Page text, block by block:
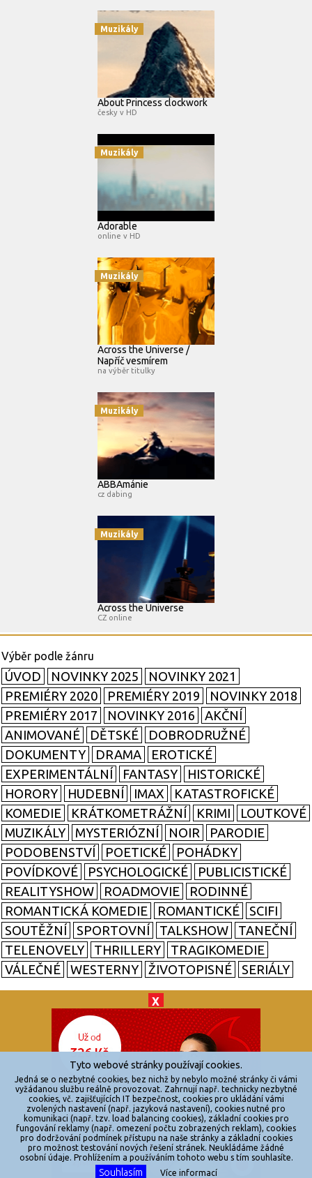
X
Muzikály
About Princess clockwork
česky v HD
Muzikály
Adorable
online v HD
Muzikály
Across the Universe /
Napříč vesmírem
na výběr titulky
Muzikály
ABBAmánie
cz dabing
Muzikály
Across the Universe
CZ online
ÚVOD NOVINKY 2025
NOVINKY 2021
PREMIÉRY 2020
PREMIÉRY 2019
NOVINKY 2018
PREMIÉRY 2017
NOVINKY 2016
AKČNÍ
ANIMOVANÉ
DĚTSKÉ
DOBRODRUŽNÉ
DOKUMENTY
DRAMA
EROTICKÉ
EXPERIMENTÁLNÍ
FANTASY
HISTORICKÉ
HORORY
HUDEBNÍ IMAX
KATASTROFICKÉ
KOMEDIE
KRÁTKOMETRÁŽNÍ KRIMI
LOUTKOVÉ
MUZIKÁLY
MYSTERIÓZNÍ NOIR
PARODIE
PODOBENSTVÍ
POETICKÉ
POHÁDKY
POVÍDKOVÉ
PSYCHOLOGICKÉ
PUBLICISTICKÉ
REALITYSHOW
ROADMOVIE
RODINNÉ
ROMANTICKÁ KOMEDIE
ROMANTICKÉ
SCIFI
SOUTĚŽNÍ
SPORTOVNÍ TALKSHOW
TANEČNÍ
TELENOVELY
THRILLERY
TRAGIKOMEDIE
VÁLEČNÉ
WESTERNY ŽIVOTOPISNÉ SERIÁLY
© 2026
zkouknoutfilm.cz
Všechna práva vyhrazena.
Powered by
Reklama
Sítě
Redakce
Jakékoliv užití obsahu je bez souhlasu provozovatele zakázáno.
Tyto webové stránky používají cookies.
Jedná se o nezbytné cookies, bez nichž by nebylo možné stránky či vámi
vyžádanou službu reálně provozovat. Zahrnují např. technicky nezbytné
cookies, vč. zajišťujících IT bezpečnost, cookies pro ukládání vámi
zvolených nastavení (např. jazyková nastavení), cookies nutné pro
komunikaci (např. tzv. load balancing cookies), základní cookies pro
fungování reklamy (např. omezení počtu zobrazených reklam), cookies
pro dodržování podmínek přístupu na naše stránky a základní cookies
pro možnost testování nových řešení stránek. Neukládáme žádné
osobní údaje. Prohlížením a používáním tohoto webu s tím souhlasíte.
Souhlasím Více informací